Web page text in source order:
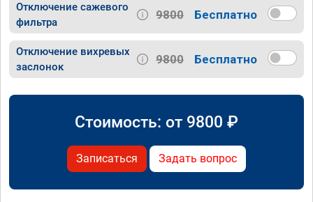
Отключение сажевого
фильтра
9800 Бесплатно
Отключение вихревых
заслонок
9800 Бесплатно
Стоимость: от 9800 ₽
Записаться Задать вопрос